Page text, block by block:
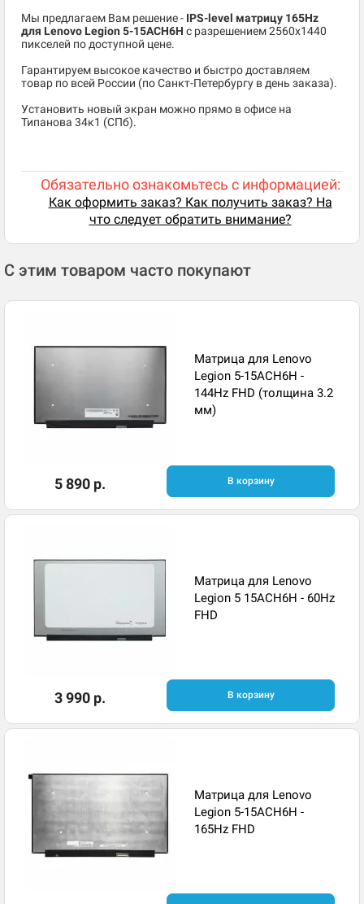
Мы предлагаем Вам решение - IPS-level матрицу 165Hz
для Lenovo Legion 5-15ACH6H c разрешением 2560x1440
пикселей по доступной цене.
Гарантируем высокое качество и быстро доставляем
товар по всей России (по Санкт-Петербургу в день заказа).
Установить новый экран можно прямо в офисе на
Типанова 34к1 (СПб).
Обязательно ознакомьтесь с информацией:
Как оформить заказ? Как получить заказ? На
что следует обратить внимание?
С этим товаром часто покупают
Матрица для Lenovo
Legion 5-15ACH6H -
144Hz FHD (толщина 3.2
мм)
5 890 р. В корзину
Матрица для Lenovo
Legion 5 15ACH6H - 60Hz
FHD
3 990 р. В корзину
Матрица для Lenovo
Legion 5-15ACH6H -
165Hz FHD